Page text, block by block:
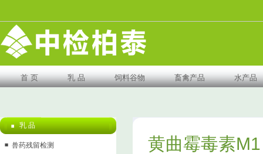
首 页 乳 品 饲料谷物 畜禽产品 水产品
乳 品
兽药残留检测
黄曲霉毒素M1